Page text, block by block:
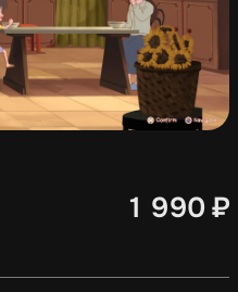
1 990 ₽